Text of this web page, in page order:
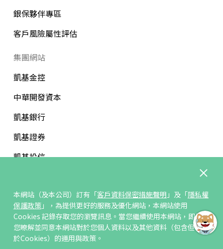
本網站（及本公司）訂有「客戶資料保密措施聲明 」及「隱私權
保護政策」，為提供更好的服務及優化網站，本網站使用
Cookies 記錄存取您的瀏覽訊息。當您繼續使用本網站，即表示
您暸解並同意本網站對於您個人資料以及其他資料（包含但不限
於Cookies）的運用與政策。
銀保夥伴專區
客戶風險屬性評估
集團網站
凱基金控
中華開發資本
凱基銀行
凱基證券
凱基投信
訂閱/取消電子報